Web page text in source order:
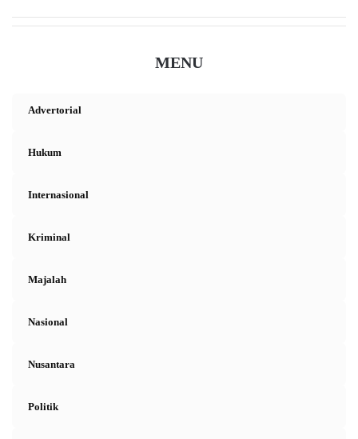
MENU
Advertorial
Hukum
Internasional
Kriminal
Majalah
Nasional
Nusantara
Politik